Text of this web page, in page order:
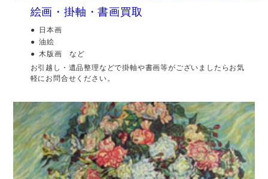
絵画・掛軸・書画買取
日本画
油絵
木版画 など
お引越し・遺品整理などで掛軸や書画等がございましたらお気
軽にお問合せください。